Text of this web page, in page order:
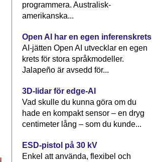
programmera. Australisk-
amerikanska...
Open AI har en egen inferenskrets
AI-jätten Open AI utvecklar en egen
krets för stora språkmodeller.
Jalapeño är avsedd för...
3D-lidar för edge-AI
Vad skulle du kunna göra om du
hade en kompakt sensor – en dryg
centimeter lång – som du kunde...
ESD-pistol på 30 kV
Enkel att använda, flexibel och